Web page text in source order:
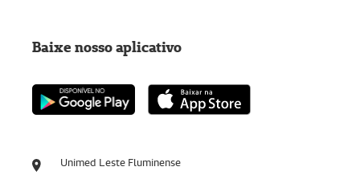
Unimed Leste Fluminense
Baixe nosso aplicativo